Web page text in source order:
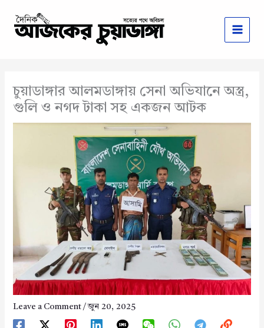
content
চুয়াডাঙ্গার আলমডাঙ্গায় সেনা অভিযানে অস্ত্র,
গুলি ও নগদ টাকা সহ একজন আটক
Leave a Comment /জুন 20, 2025